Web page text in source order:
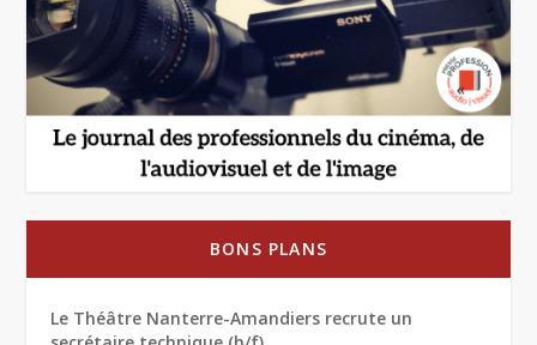
BONS PLANS
Le Théâtre Nanterre-Amandiers recrute un